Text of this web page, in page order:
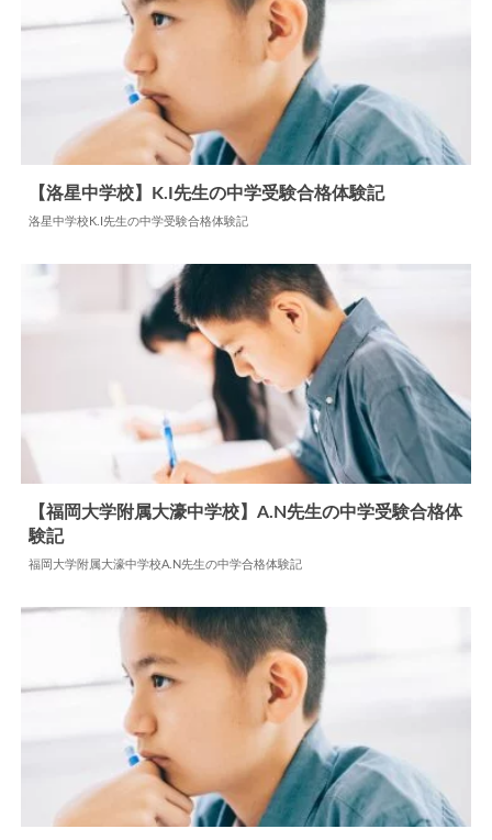
【洛星中学校】K.I先生の中学受験合格体験記
洛星中学校K.I先生の中学受験合格体験記
中学合格体験記
【福岡大学附属大濠中学校】A.N先生の中学受験合格体
験記
福岡大学附属大濠中学校A.N先生の中学合格体験記